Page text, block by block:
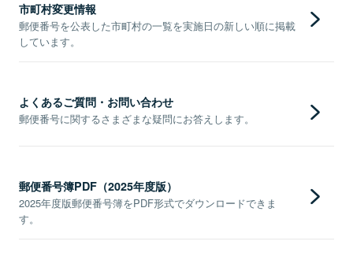
市町村変更情報
郵便番号を公表した市町村の一覧を実施日の新しい順に掲載
しています。
よくあるご質問・お問い合わせ
郵便番号に関するさまざまな疑問にお答えします。
郵便番号簿PDF（2025年度版）
2025年度版郵便番号簿をPDF形式でダウンロードできま
す。